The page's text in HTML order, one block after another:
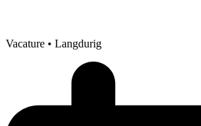
Vacature • Langdurig